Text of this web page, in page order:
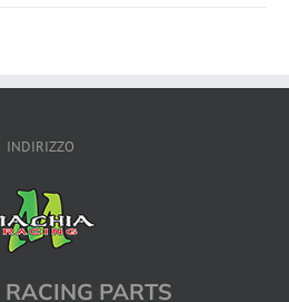
INDIRIZZO
PARTS